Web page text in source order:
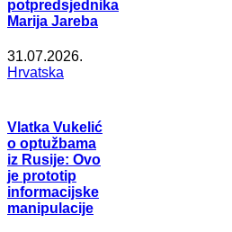
potpredsjednika
Marija Jareba
31.07.2026.
Hrvatska
Vlatka Vukelić
o optužbama
iz Rusije: Ovo
je prototip
informacijske
manipulacije